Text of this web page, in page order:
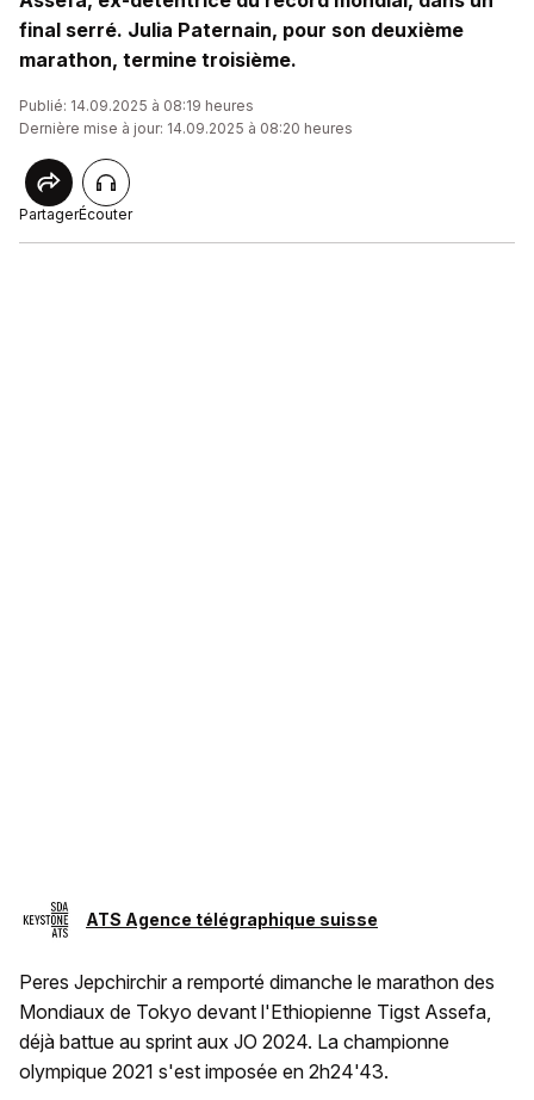
final serré. Julia Paternain, pour son deuxième
marathon, termine troisième.
Publié: 14.09.2025 à 08:19 heures
Dernière mise à jour: 14.09.2025 à 08:20 heures
PartagerÉcouter
ATS Agence télégraphique suisse
Peres Jepchirchir a remporté dimanche le marathon des
Mondiaux de Tokyo devant l'Ethiopienne Tigst Assefa,
déjà battue au sprint aux JO 2024. La championne
olympique 2021 s'est imposée en 2h24'43.